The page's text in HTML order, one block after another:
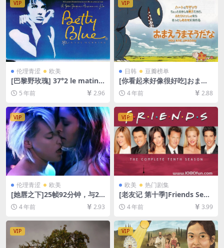
谐压缩包（含解压密码）】
VIP
伦理青涩 欧美
[巴黎野玫瑰] 37°2 le matin
(1986)导演剪辑版185min[百
度网盘+迅雷云盘资源1080P
文字幕]【视频文件+防和谐压
缩包（含解压密码）】
5 年前 2.96
VIP
日韩 豆瓣榜单
[你看起来好像很好吃]おまえ
うまそうだな (2010)[百度网
盘+迅雷云盘资源1080P超清
字]
4 年前 2.88
VIP
伦理青涩 欧美
[她唇之下]25帧92分钟，与24
帧94分钟版本一致 Below He
r Mouth (2016)[百度网盘+迅
雷云盘资源1080P超清未删减]
[MP4/5.6GB][中英字幕]【手
机无法在线播放，请下载防和
谐压缩包（含解压密码）】
4 年前 2.93
VIP
欧美 热门剧集
[老友记 第十季]Friends Seas
on 10 (2003)[百度网盘+夸克
网盘资源1080P超清未删减]
[MP4/25GB][中英字幕]
4 年前 3.99
VIP VIP